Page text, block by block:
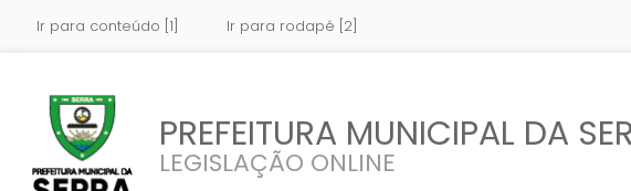
Ir para conteúdo [1] Ir para rodapé [2]
PREFEITURA MUNICIPAL DA
LEGISLAÇÃO ONLINE